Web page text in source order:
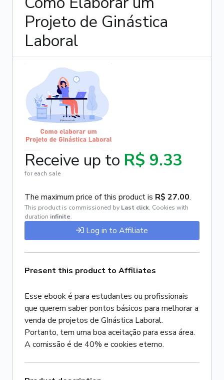
Projeto de Ginástica
Laboral
Receive up to R$ 9.33
for each sale
The maximum price of this product is R$ 27.00.
This product is commissioned by Last click, Cookies with
duration infinite.
Log in to Affiliate
Present this product to Affiliates
Esse ebook é para estudantes ou profissionais
que querem saber pontos básicos para melhorar a
venda de projetos de GInástica Laboral.
Portanto, tem uma boa aceitação para essa área.
A comissão é de 40% e cookies eterno.